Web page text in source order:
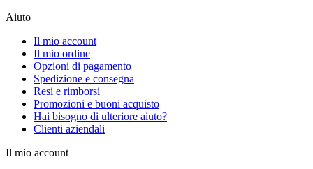
Aiuto
Il mio account
Il mio ordine
Opzioni di pagamento
Spedizione e consegna
Resi e rimborsi
Promozioni e buoni acquisto
Hai bisogno di ulteriore aiuto?
Clienti aziendali
Il mio account